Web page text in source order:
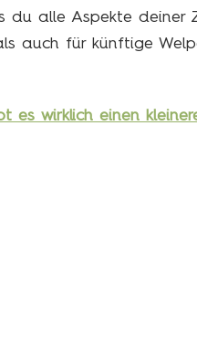
du alle Aspekte deiner
auch für künftige
es wirklich einen